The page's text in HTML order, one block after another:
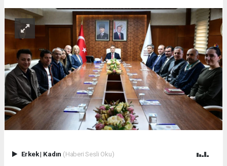
Erkek| Kadın (Haberi Sesli Oku)